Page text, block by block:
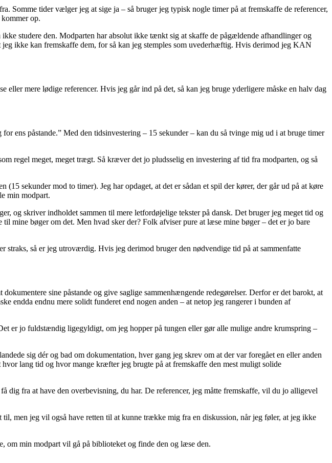
tider vælger jeg at sige ja – så bruger jeg typisk nogle timer på at fremskaffe de referencer,
op.
studere den. Modparten har absolut ikke tænkt sig at skaffe de pågældende afhandlinger og
ikke kan fremskaffe dem, for så kan jeg stemples som uvederhæftig. Hvis derimod jeg KAN
mere lødige referencer. Hvis jeg går ind på det, så kan jeg bruge yderligere måske en halv dag
ens påstande.” Med den tidsinvestering – 15 sekunder – kan du så tvinge mig ud i at bruge timer
regel meget, meget trægt. Så kræver det jo pludsselig en investering af tid fra modparten, og så
sekunder mod to timer). Jeg har opdaget, at det er sådan et spil der kører, der går ud på at køre
min modpart.
og skriver indholdet sammen til mere letfordøjelige tekster på dansk. Det bruger jeg meget tid og
mine bøger om det. Men hvad sker der? Folk afviser pure at læse mine bøger – det er jo bare
så er jeg utroværdig. Hvis jeg derimod bruger den nødvendige tid på at sammenfatte
sine påstande og give saglige sammenhængende redegørelser. Derfor er det barokt, at
endda endnu mere solidt funderet end nogen anden – at netop jeg rangerer i bunden af
er jo fuldstændig ligegyldigt, om jeg hopper på tungen eller gør alle mulige andre krumspring –
sig dér og bad om dokumentation, hver gang jeg skrev om at der var foregået en eller anden
lang tid og hvor mange kræfter jeg brugte på at fremskaffe den mest muligt solide
dig fra at have den overbevisning, du har. De referencer, jeg måtte fremskaffe, vil du jo alligevel
men jeg vil også have retten til at kunne trække mig fra en diskussion, når jeg føler, at jeg ikke
om min modpart vil gå på biblioteket og finde den og læse den.